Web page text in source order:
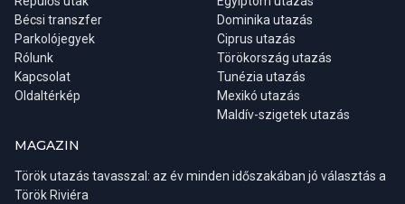
a fürdőzés, napozás szempontjából, valamint a zsúfoltság is
valamelyest mérsékeltebbnek mondható.
textilüzletbe is.
Bécsi transzfer
Parkolójegyek
Rólunk
Kapcsolat
Oldaltérkép
Dominika utazás
Ciprus utazás
Törökország utazás
Tunézia utazás
Mexikó utazás
Maldív-szigetek utazás
MAGAZIN
Török utazás tavasszal: az év minden időszakában jó választás a
Török Riviéra